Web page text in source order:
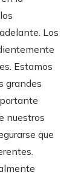
Los
Estamos
grandes
nuestros
que